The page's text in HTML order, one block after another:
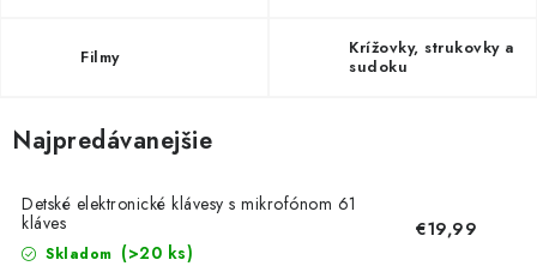
TOTÁLNA LIKVIDÁCIA
CHOVATEĽSKÉ POTREBY
Filmy
Krížovky, strukovky a
sudoku
Najpredávanejšie
Detské elektronické klávesy s mikrofónom 61
kláves
Skladom (>20 ks)
€19,99